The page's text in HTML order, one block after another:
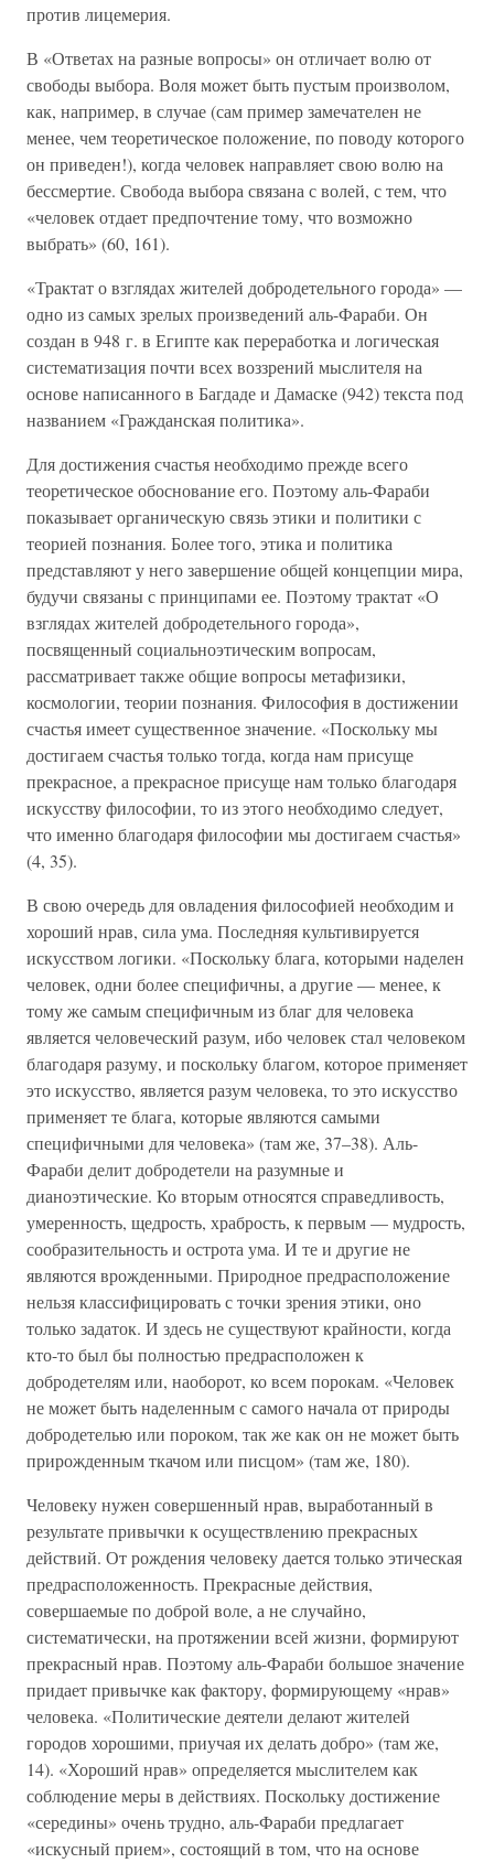
против лицемерия.
В «Ответах на разные вопросы» он отличает волю от
свободы выбора. Воля может быть пустым произволом,
как, например, в случае (сам пример замечателен не
менее, чем теоретическое положение, по поводу которого
он приведен!), когда человек направляет свою волю на
бессмертие. Свобода выбора связана с волей, с тем, что
«человек отдает предпочтение тому, что возможно
выбрать» (60, 161).
«Трактат о взглядах жителей добродетельного города» —
одно из самых зрелых произведений аль-Фараби. Он
создан в 948 г. в Египте как переработка и логическая
систематизация почти всех воззрений мыслителя на
основе написанного в Багдаде и Дамаске (942) текста под
названием «Гражданская политика».
Для достижения счастья необходимо прежде всего
теоретическое обоснование его. Поэтому аль-Фараби
показывает органическую связь этики и политики с
теорией познания. Более того, этика и политика
представляют у него завершение общей концепции мира,
будучи связаны с принципами ее. Поэтому трактат «О
взглядах жителей добродетельного города»,
посвященный социальноэтическим вопросам,
рассматривает также общие вопросы метафизики,
космологии, теории познания. Философия в достижении
счастья имеет существенное значение. «Поскольку мы
достигаем счастья только тогда, когда нам присуще
прекрасное, а прекрасное присуще нам только благодаря
искусству философии, то из этого необходимо следует,
что именно благодаря философии мы достигаем счастья»
(4, 35).
В свою очередь для овладения философией необходим и
хороший нрав, сила ума. Последняя культивируется
искусством логики. «Поскольку блага, которыми наделен
человек, одни более специфичны, а другие — менее, к
тому же самым специфичным из благ для человека
является человеческий разум, ибо человек стал человеком
благодаря разуму, и поскольку благом, которое применяет
это искусство, является разум человека, то это искусство
применяет те блага, которые являются самыми
специфичными для человека» (там же, 37–38). Аль-
Фараби делит добродетели на разумные и
дианоэтические. Ко вторым относятся справедливость,
умеренность, щедрость, храбрость, к первым — мудрость,
сообразительность и острота ума. И те и другие не
являются врожденными. Природное предрасположение
нельзя классифицировать с точки зрения этики, оно
только задаток. И здесь не существуют крайности, когда
кто-то был бы полностью предрасположен к
добродетелям или, наоборот, ко всем порокам. «Человек
не может быть наделенным с самого начала от природы
добродетелью или пороком, так же как он не может быть
прирожденным ткачом или писцом» (там же, 180).
Человеку нужен совершенный нрав, выработанный в
результате привычки к осуществлению прекрасных
действий. От рождения человеку дается только этическая
предрасположенность. Прекрасные действия,
совершаемые по доброй воле, а не случайно,
систематически, на протяжении всей жизни, формируют
прекрасный нрав. Поэтому аль-Фараби большое значение
придает привычке как фактору, формирующему «нрав»
человека. «Политические деятели делают жителей
городов хорошими, приучая их делать добро» (там же,
14). «Хороший нрав» определяется мыслителем как
соблюдение меры в действиях. Поскольку достижение
«середины» очень трудно, аль-Фараби предлагает
«искусный прием», состоящий в том, что на основе